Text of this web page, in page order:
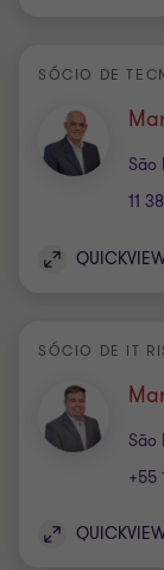
SÓCIO DE
São
11
SÓCIO DE IT
São
+55